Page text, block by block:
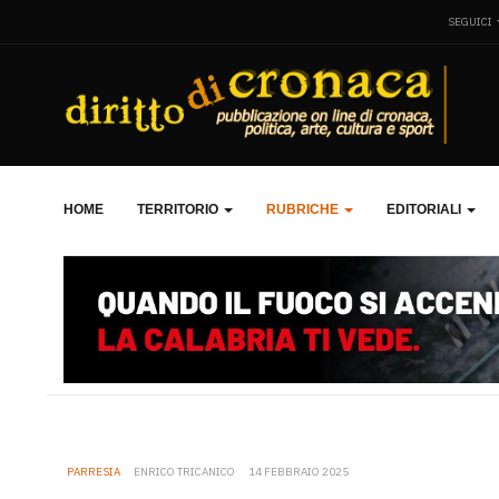
SEGUICI
HOME TERRITORIO RUBRICHE EDITORIALI
PARRESIA ENRICO TRICANICO 14 FEBBRAIO 2025